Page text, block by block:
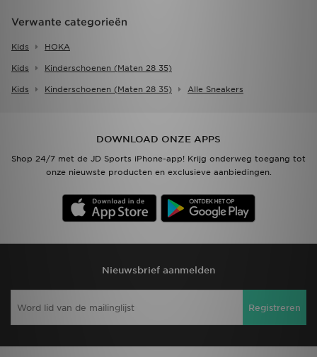
Verwante categorieën
Kids HOKA
Kids Kinderschoenen (maten 28 35)
Kids Kinderschoenen (maten 28 35) Alle Sneakers
DOWNLOAD ONZE APPS
Shop 24/7 met de JD Sports iPhone-app! Krijg onderweg toegang tot
onze nieuwste producten en exclusieve aanbiedingen.
Nieuwsbrief aanmelden
Registreren